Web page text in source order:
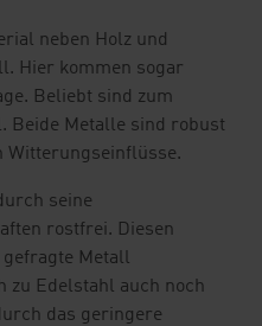
neben Holz und
Hier kommen sogar
Beliebt sind zum
Beide Metalle sind robust
Witterungseinflüsse.
seine
rostfrei. Diesen
Metall
zu Edelstahl auch noch
das geringere